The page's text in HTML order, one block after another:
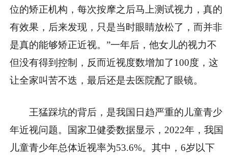
位的矫正机构，每次按摩之后马上测试视力，真的
有效果，后来发现，只是当时眼睛放松了，而并非
是真的能够矫正近视。”一年后，他女儿的视力不
但没有得到控制，反而近视度数增加了100度，这
让全家叫苦不迭，最后还是去医院配了眼镜。
王猛踩坑的背后，是我国日趋严重的儿童青少
年近视问题。国家卫健委数据显示，2022年，我国
儿童青少年总体近视率为53.6%。其中，6岁以下